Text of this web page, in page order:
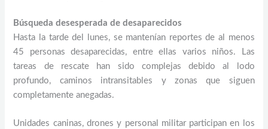
Búsqueda desesperada de desaparecidos
Hasta la tarde del lunes, se mantenían reportes de al menos
45 personas desaparecidas, entre ellas varios niños. Las
tareas de rescate han sido complejas debido al lodo
profundo, caminos intransitables y zonas que siguen
completamente anegadas.
Unidades caninas, drones y personal militar participan en los